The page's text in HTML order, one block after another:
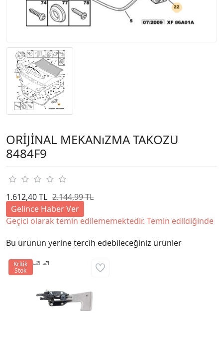
ORİJİNAL MEKANıZMA TAKOZU
8484F9
1.612,40 TL 2.144,99 TL
Gelince Haber Ver
Geçici olarak temin edilememektedir. Temin edildiğinde
Bu ürünün yerine tercih edebileceğiniz ürünler
Kritik
Stok